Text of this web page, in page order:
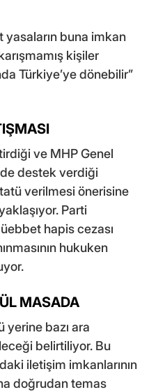
yasaların buna imkan
kişiler
Türkiye’ye dönebilir”
ve MHP Genel
de destek verdiği
verilmesi önerisine
Parti
hapis cezası
hukuken
MASADA
yerine bazı ara
belirtiliyor. Bu
iletişim imkanlarının
doğrudan temas